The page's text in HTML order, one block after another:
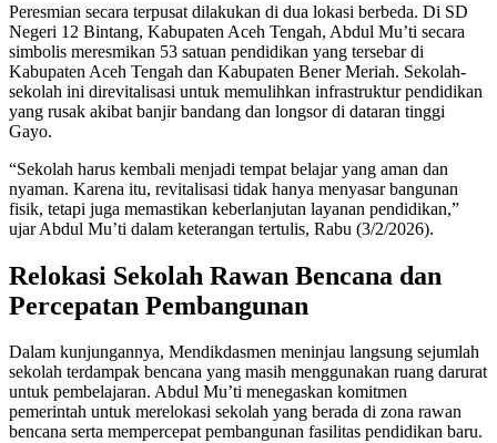
Peresmian secara terpusat dilakukan di dua lokasi berbeda. Di SD
Negeri 12 Bintang, Kabupaten Aceh Tengah, Abdul Mu’ti secara
simbolis meresmikan 53 satuan pendidikan yang tersebar di
Kabupaten Aceh Tengah dan Kabupaten Bener Meriah. Sekolah-
sekolah ini direvitalisasi untuk memulihkan infrastruktur pendidikan
yang rusak akibat banjir bandang dan longsor di dataran tinggi
Gayo.
“Sekolah harus kembali menjadi tempat belajar yang aman dan
nyaman. Karena itu, revitalisasi tidak hanya menyasar bangunan
fisik, tetapi juga memastikan keberlanjutan layanan pendidikan,”
ujar Abdul Mu’ti dalam keterangan tertulis, Rabu (3/2/2026).
Relokasi Sekolah Rawan Bencana dan
Percepatan Pembangunan
Dalam kunjungannya, Mendikdasmen meninjau langsung sejumlah
sekolah terdampak bencana yang masih menggunakan ruang darurat
untuk pembelajaran. Abdul Mu’ti menegaskan komitmen
pemerintah untuk merelokasi sekolah yang berada di zona rawan
bencana serta mempercepat pembangunan fasilitas pendidikan baru.